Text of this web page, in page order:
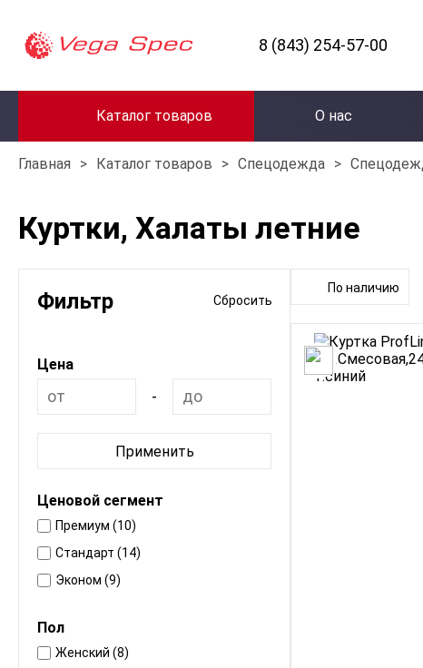
8 (843) 254-57-00
Каталог товаров О нас
Главная > Каталог товаров > Спецодежда >
Куртки, Халаты летние
Фильтр Сбросить
Цена
-
Применить
Ценовой сегмент
Премиум (10)
Стандарт (14)
Эконом (9)
Пол
Женский (8)
По наличию